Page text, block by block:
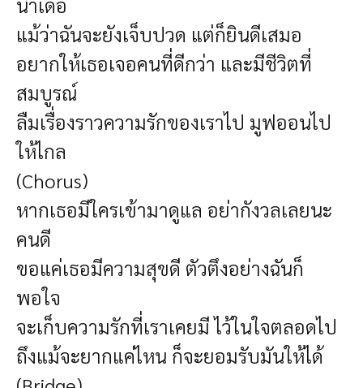
แม้ว่าฉันจะยังเจ็บปวด แต่ก็ยินดีเสมอ
อยากให้เธอเจอคนที่ดีกว่า และมีชีวิตที่
สมบูรณ์
ลืมเรื่องราวความรักของเราไป มูฟออนไป
ให้ไกล
(Chorus)
หากเธอมีใครเข้ามาดูแล อย่ากังวลเลยนะ
คนดี
ขอแค่เธอมีความสุขดี ตัวตึงอย่างฉันก็
พอใจ
จะเก็บความรักที่เราเคยมี ไว้ในใจตลอดไป
ถึงแม้จะยากแค่ไหน ก็จะยอมรับมันให้ได้